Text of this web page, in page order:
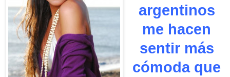
argentinos
me hacen
sentir más
cómoda que